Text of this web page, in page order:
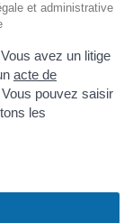
et administrative
avez un litige
acte de
Vous pouvez saisir
les